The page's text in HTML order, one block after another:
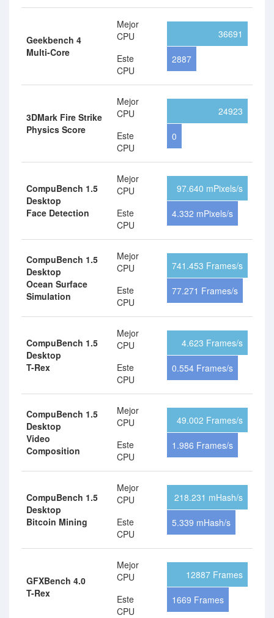
Geekbench 4
Multi-Core
Mejor
CPU
Este
CPU
36691
2887
3DMark Fire Strike
Physics Score
Mejor
CPU
Este
CPU
24923
0
CompuBench 1.5
Desktop
Face Detection
Mejor
CPU
Este
CPU
97.640 mPixels/s
4.332 mPixels/s
CompuBench 1.5
Desktop
Ocean Surface
Simulation
Mejor
CPU
Este
CPU
741.453 Frames/s
77.271 Frames/s
CompuBench 1.5
Desktop
T-Rex
Mejor
CPU
Este
CPU
4.623 Frames/s
0.554 Frames/s
CompuBench 1.5
Desktop
Video
Composition
Mejor
CPU
Este
CPU
49.002 Frames/s
1.986 Frames/s
CompuBench 1.5
Desktop
Bitcoin Mining
Mejor
CPU
Este
CPU
218.231 mHash/s
5.339 mHash/s
GFXBench 4.0
T-Rex
Mejor
CPU
Este
CPU
12887 Frames
1669 Frames